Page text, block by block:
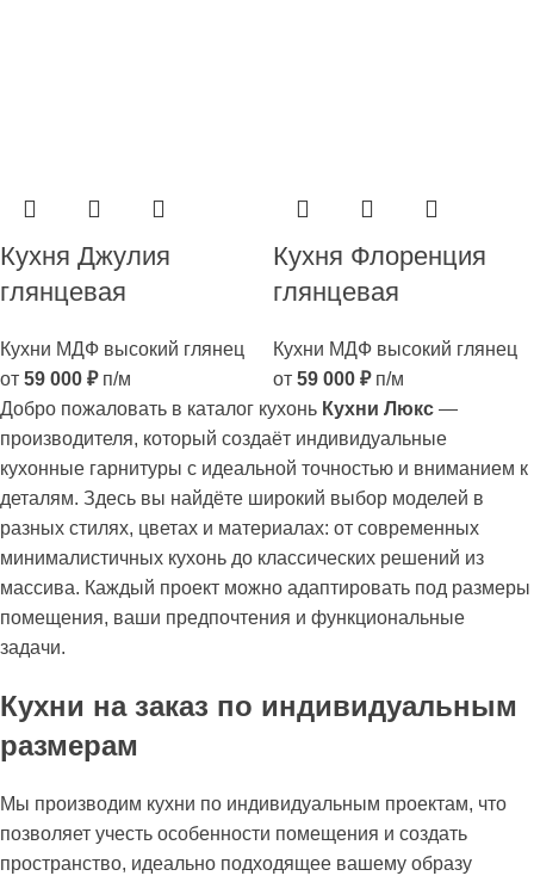
Кухня Джулия
глянцевая
Кухни МДФ высокий глянец
от 59 000 ₽п/м
Кухня Флоренция
глянцевая
Кухни МДФ высокий глянец
от 59 000 ₽п/м
Добро пожаловать в каталог кухонь Кухни Люкс —
производителя, который создаёт индивидуальные
кухонные гарнитуры с идеальной точностью и вниманием к
деталям. Здесь вы найдёте широкий выбор моделей в
разных стилях, цветах и материалах: от современных
минималистичных кухонь до классических решений из
массива. Каждый проект можно адаптировать под размеры
помещения, ваши предпочтения и функциональные
задачи.
Кухни на заказ по индивидуальным
размерам
Мы производим кухни по индивидуальным проектам, что
позволяет учесть особенности помещения и создать
пространство, идеально подходящее вашему образу